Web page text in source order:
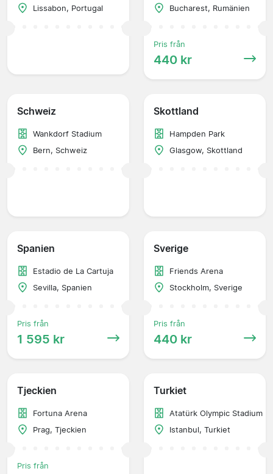
Lissabon, Portugal Bucharest, Rumänien
Pris från
440 kr
Schweiz
Wankdorf Stadium
Bern, Schweiz
Skottland
Hampden Park
Glasgow, Skottland
Spanien
Estadio de La Cartuja
Sevilla, Spanien
Pris från
1 595 kr
Sverige
Friends Arena
Stockholm, Sverige
Pris från
440 kr
Tjeckien
Fortuna Arena
Prag, Tjeckien
Pris från
Turkiet
Atatürk Olympic Stadium
Istanbul, Turkiet